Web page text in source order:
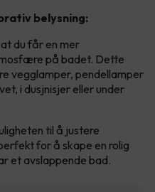
belysning:
du får en mer
på badet. Dette
vegglamper, pendellamper
i dusjnisjer eller under
til å justere
for å skape en rolig
et avslappende bad.